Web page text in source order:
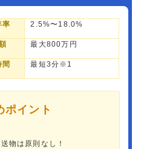
率 2.5%〜18.0%
最大800万円
間 最短3分※1
ポイント
物は原則なし！